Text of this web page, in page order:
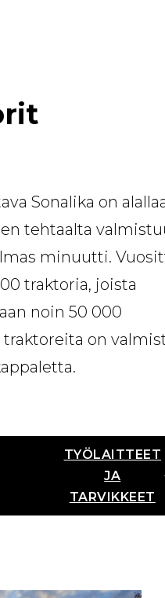
Sonalika on
tehtaalta
minuutti.
traktoria, joista
noin 50 000
traktoreita on
TYÖLAITTEET
JA
TARVIKKEET